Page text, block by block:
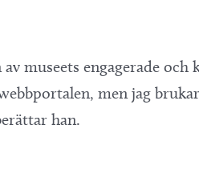
museets engagerade och
men jag
han.